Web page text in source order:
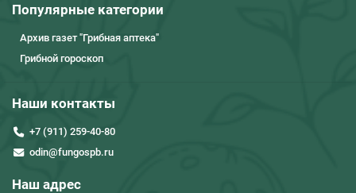
Популярные категории
Архив газет "Грибная аптека"
Грибной гороскоп
Наши контакты
+7 (911) 259-40-80
odin@fungospb.ru
Наш адрес